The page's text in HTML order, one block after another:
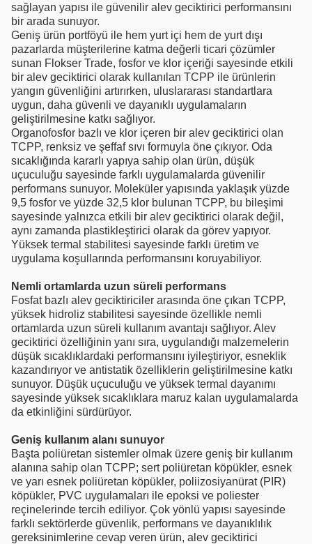
sağlayan yapısı ile güvenilir alev geciktirici performansını
bir arada sunuyor.
Geniş ürün portföyü ile hem yurt içi hem de yurt dışı
pazarlarda müşterilerine katma değerli ticari çözümler
sunan Flokser Trade, fosfor ve klor içeriği sayesinde etkili
bir alev geciktirici olarak kullanılan TCPP ile ürünlerin
yangın güvenliğini artırırken, uluslararası standartlara
uygun, daha güvenli ve dayanıklı uygulamaların
geliştirilmesine katkı sağlıyor.
Organofosfor bazlı ve klor içeren bir alev geciktirici olan
TCPP, renksiz ve şeffaf sıvı formuyla öne çıkıyor. Oda
sıcaklığında kararlı yapıya sahip olan ürün, düşük
uçuculuğu sayesinde farklı uygulamalarda güvenilir
performans sunuyor. Moleküler yapısında yaklaşık yüzde
9,5 fosfor ve yüzde 32,5 klor bulunan TCPP, bu bileşimi
sayesinde yalnızca etkili bir alev geciktirici olarak değil,
aynı zamanda plastikleştirici olarak da görev yapıyor.
Yüksek termal stabilitesi sayesinde farklı üretim ve
uygulama koşullarında performansını koruyabiliyor.
Nemli ortamlarda uzun süreli performans
Fosfat bazlı alev geciktiriciler arasında öne çıkan TCPP,
yüksek hidroliz stabilitesi sayesinde özellikle nemli
ortamlarda uzun süreli kullanım avantajı sağlıyor. Alev
geciktirici özelliğinin yanı sıra, uygulandığı malzemelerin
düşük sıcaklıklardaki performansını iyileştiriyor, esneklik
kazandırıyor ve antistatik özelliklerin geliştirilmesine katkı
sunuyor. Düşük uçuculuğu ve yüksek termal dayanımı
sayesinde yüksek sıcaklıklara maruz kalan uygulamalarda
da etkinliğini sürdürüyor.
Geniş kullanım alanı sunuyor
Başta poliüretan sistemler olmak üzere geniş bir kullanım
alanına sahip olan TCPP; sert poliüretan köpükler, esnek
ve yarı esnek poliüretan köpükler, poliizosiyanürat (PIR)
köpükler, PVC uygulamaları ile epoksi ve poliester
reçinelerinde tercih ediliyor. Çok yönlü yapısı sayesinde
farklı sektörlerde güvenlik, performans ve dayanıklılık
gereksinimlerine cevap veren ürün, alev geciktirici